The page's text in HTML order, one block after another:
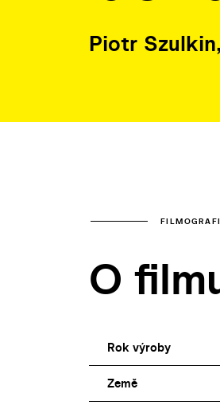
Piotr
O
Rok výroby
Země